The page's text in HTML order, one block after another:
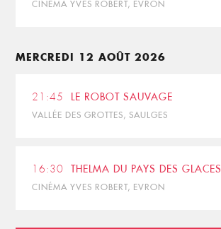
CINÉMA YVES ROBERT, EVRON
MERCREDI 12 AOÛT 2026
21:45 LE ROBOT SAUVAGE
VALLÉE DES GROTTES, SAULGES
16:30 THELMA DU PAYS DES GLACES
CINÉMA YVES ROBERT, EVRON